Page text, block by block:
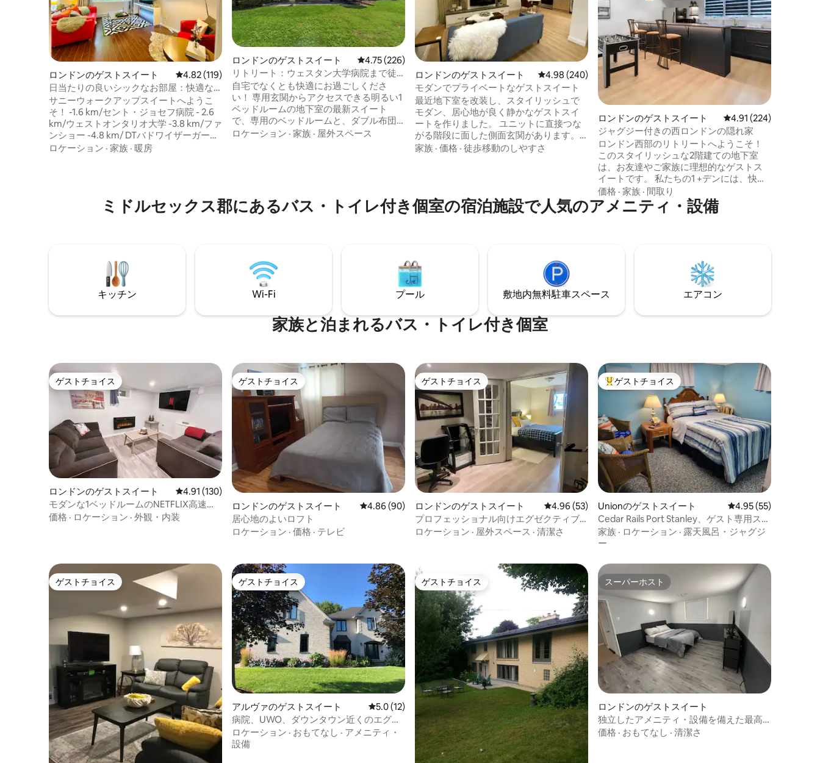
ロンドンのゲストスイート レビュー119件、5つ星中4.82つ星の平均評価
4.82 (119)
日当たりの良いシックなお部屋：快適な2
寝室の歩行専用アパートスイート、ウェ
スターンオンタリオ大学/ダウンタウン/病
院
サニーウォークアップスイートへようこ
そ！ -1.6 km/セント・ジョセフ病院 - 2.6
km/ウェストオンタリオ大学 -3.8 km/ファ
ンショー -4.8 km/ DTバドワイザーガーデ
ン この快適で独立した2ベッドルームのス
品店、レストラン、すべてのアメニティ
からわずか数歩のこのスタイリッシュで
ロケーション · 家族 · 暖房
ロンドンのゲストスイート レビュー226件、5つ星中4.75つ星の平均評価
4.75 (226)
リトリート：ウェスタン大学病院まで徒
歩 -
自宅でなくとも快適にお過ごしくださ
い！ 専用玄関からアクセスできる明るい1
ベッドルームの地下室の最新スイート
で、専用のベッドルームと、ダブル布団
ソファでもう1人用の寝室があるとても広
す。 ウェスタン病院、大学病院、メイソ
ンビルモールまで徒歩圏内です。 新型コ
ロケーション · 家族 · 屋外スペース
ロンドンのゲストスイート レビュー240件、5つ星中4.98つ星の平均評価
4.98 (240)
モダンでプライベートなゲストスイート
最近地下室を改装し、スタイリッシュで
モダン、居心地が良く静かなゲストスイ
ートを作りました。 ユニットに直接つな
がる階段に面した側面玄関があります。
遮音とセキュリティのために、鍵付きの
イニングテーブル、クイーンサイズベッ
ド、ウォークインクローゼット、5フィー
家族 · 価格 · 徒歩移動のしやすさ
ロンドンのゲストスイート レビュー224件、5つ
4.91 (224)
ジャグジー付きの西ロンドンの隠れ家
ロンドン西部のリトリートへようこそ！
このスタイリッシュな2階建ての地下室
は、お友達やご家族に理想的なゲストス
イートです。 私たちの1 +デンには、快適
なクイーンベッド2台、1.5バスルーム、必
要なすべての器具が揃った大きなキッチ
ン、そして競争的な楽しみのためのフー
り、いつでも屋内・屋外のアメニティ・
設備をお手伝いできます！
価格 · 家族 · 間取り
ミドルセックス郡にあるバス・トイレ付き個室の宿泊施設で人気のアメニティ・設備
キッチン Wi-Fi プール 敷地内無料駐⁠車ス⁠ペ⁠ー⁠ス エアコン
家族と泊まれるバス・トイレ付き個室
ゲストチョイス
ゲストチョイス
ロンドンのゲストスイート レビュー130件、5つ星中4.91つ星の平均評価
4.91 (130)
モダンな1ベッドルームのNETFLIX高速Wi
- Fi無料駐車場
価格 · ロケーション · 外観・内装
ゲストチョイス
ゲストチョイス
ロンドンのゲストスイート レビュー90件、5つ星中4.86つ星の平均評価
4.86 (90)
居心地のよいロフト
ロケーション · 価格 · テレビ
ゲストチョイス
ゲストチョイス
ロンドンのゲストスイート レビュー53件、5つ星中4.96つ星の平均評価
4.96 (53)
プロフェッショナル向けエグゼクティブ1
ベッドルームスイート
ロケーション · 屋外スペース · 清潔さ
大好評のゲストチョイスです。
ゲストチョイス
Unionのゲストスイート レビュー55件、5つ
4.95 (55)
Cedar Rails Port Stanley、ゲスト専用スイ
ート
家族 · ロケーション · 露天風呂・ジャグジ
ー
ゲストチョイス
ゲストチョイス ゲストチョイス
ゲストチョイス
アルヴァのゲストスイート レビュー12件、5つ星中5.0つ星の平均評価
5.0 (12)
病院、UWO、ダウンタウン近くのエグゼ
クティブスイート
ロケーション · おもてなし · アメニティ・
設備
ゲストチョイス
ゲストチョイス スーパーホスト
スーパーホスト
ロンドンのゲストスイート
独立したアメニティ・設備を備えた最高
のロケーションのスタジオ
価格 · おもてなし · 清潔さ